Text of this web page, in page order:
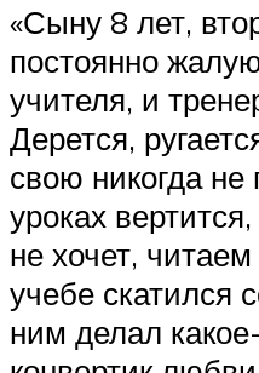
«Сыну 8 лет,
постоянно
учителя, и
Дерется,
свою никогда не
уроках
не хочет,
учебе скатился
ним делал